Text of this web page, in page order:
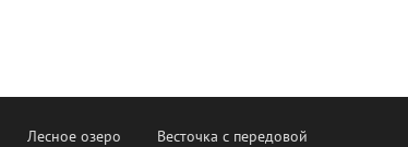
Лесное озеро Весточка с передовой